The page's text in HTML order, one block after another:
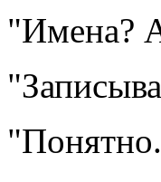
"Имена?